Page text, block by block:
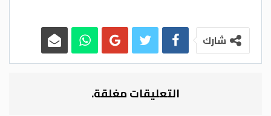
وتاريخه.
كما أشارت النجار إلى ما تتيحه الألوية من
تشاركية مع البلديات والقطاع الخاص، معربة
والإشراف وتقييم البرامج.
شارك
التعليقات مغلقة.